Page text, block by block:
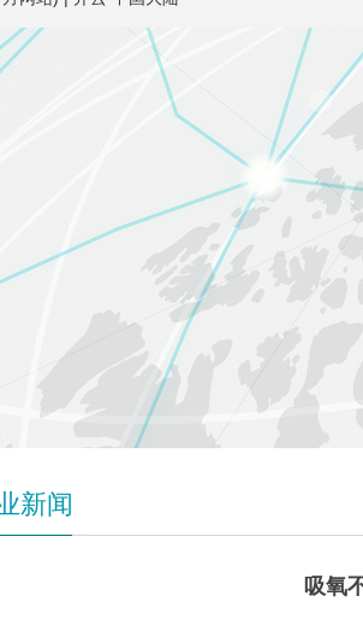
新闻
吸氧